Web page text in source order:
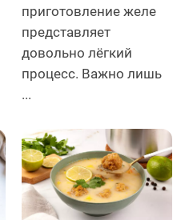
приготовление желе
представляет
довольно лёгкий
процесс. Важно лишь
...